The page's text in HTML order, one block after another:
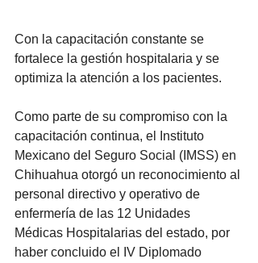
Con la capacitación constante se
fortalece la gestión hospitalaria y se
optimiza la atención a los pacientes.
Como parte de su compromiso con la
capacitación continua, el Instituto
Mexicano del Seguro Social (IMSS) en
Chihuahua otorgó un reconocimiento al
personal directivo y operativo de
enfermería de las 12 Unidades
Médicas Hospitalarias del estado, por
haber concluido el IV Diplomado